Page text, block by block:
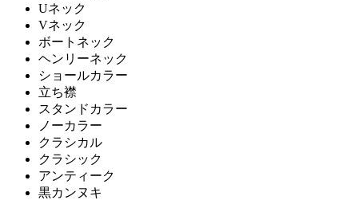
Uネック
Vネック
ボートネック
ヘンリーネック
ショールカラー
立ち襟
スタンドカラー
ノーカラー
クラシカル
クラシック
アンティーク
黒カンヌキ